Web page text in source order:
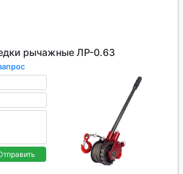
рычажные ЛР-0.63